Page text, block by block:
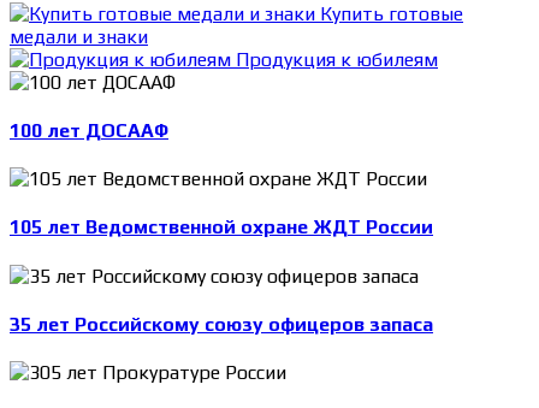
Купить готовые
медали и знаки
Продукция к юбилеям
100 лет ДОСААФ
105 лет Ведомственной охране ЖДТ России
35 лет Российскому союзу офицеров запаса